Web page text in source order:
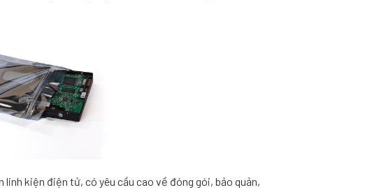
kiện điện tử, có yêu cầu cao về đóng gói, bảo quản,